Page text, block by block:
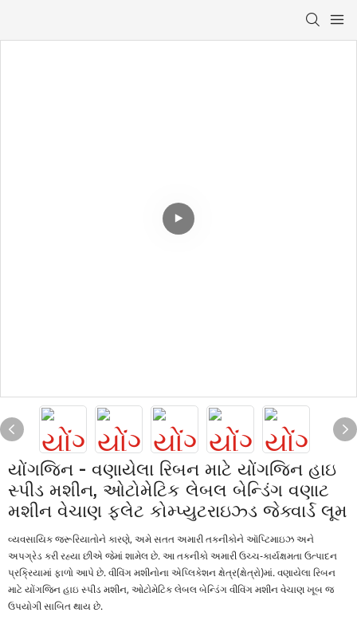
યોંગજિન - વણાયેલા રિબન માટે યોંગજિન હાઇ
સ્પીડ મશીન, ઓટોમેટિક લેબલ બેન્ડિંગ વણાટ
મશીન વેચાણ ફ્લેટ કોમ્પ્યુટરાઇઝ્ડ જેક્વાર્ડ લૂમ
વ્યવસાયિક જરૂરિયાતોને કારણે, અમે સતત અમારી તકનીકોને ઑપ્ટિમાઇઝ અને
અપગ્રેડ કરી રહ્યા છીએ જેમાં શામેલ છે. આ તકનીકો અમારી ઉચ્ચ-કાર્યક્ષમતા ઉત્પાદન
પ્રક્રિયામાં ફાળો આપે છે. વીવિંગ મશીનોના એપ્લિકેશન ક્ષેત્ર(ક્ષેત્રો)માં. વણાયેલા રિબન
માટે યોંગજિન હાઇ સ્પીડ મશીન, ઓટોમેટિક લેબલ બેન્ડિંગ વીવિંગ મશીન વેચાણ ખૂબ જ
ઉપયોગી સાબિત થાય છે.